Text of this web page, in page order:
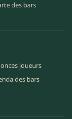
des bars
joueurs
des bars